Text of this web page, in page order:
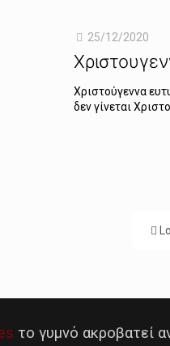
25/12/2020
Χριστούγεννα
δεν γίνεται
το γυμνό ακροβατεί